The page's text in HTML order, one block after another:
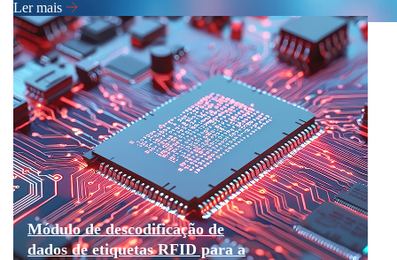
Ler mais
Módulo de descodificação de
dados de etiquetas RFID para a